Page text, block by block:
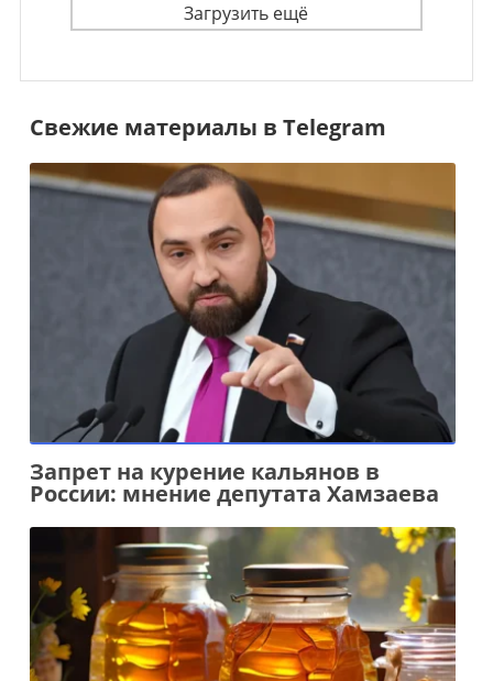
Загрузить ещё
Свежие материалы в Telegram
Запрет на курение кальянов в
России: мнение депутата Хамзаева